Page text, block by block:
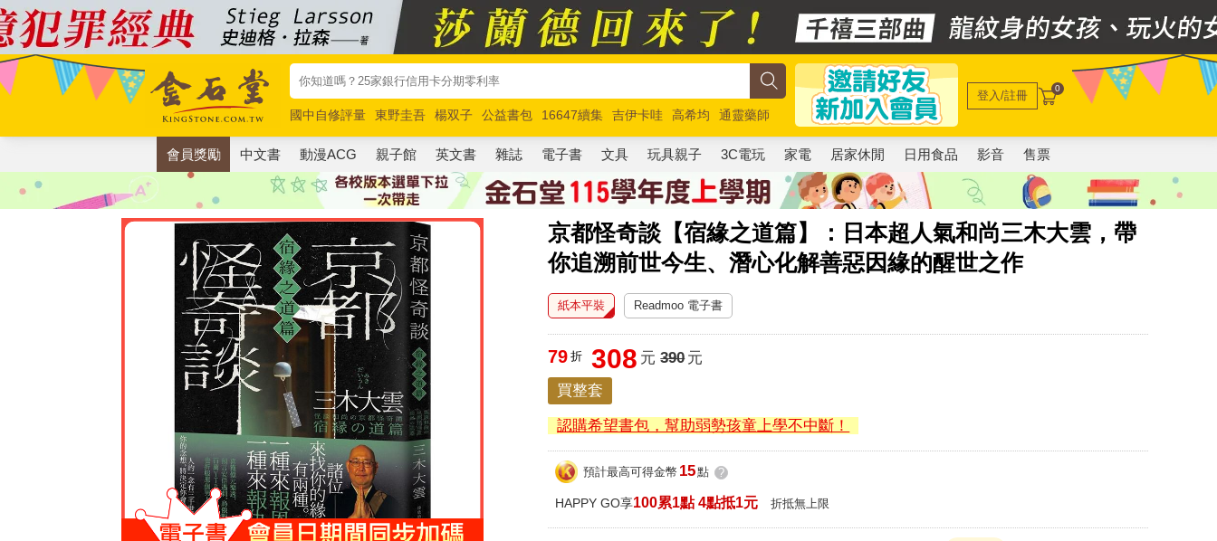
國中自修評量 東野圭吾 楊双子 公益書包 16647續集 吉伊卡哇 高希均
通靈藥師
唯紅花綻放
奧德賽 路邊攤新作 馬斯克 玩具總動員5 超慢跑
登入/註冊 0
會員獎勵 中文書 動漫ACG 親子館 英文書 雜誌 電子書 文具 玩具親子 3C電玩 家電 居家休閒 日用食品 影音 售票
京都怪奇談【宿緣之道篇】：日本超人氣和尚三木大雲，帶
你追溯前世今生、潛心化解善惡因緣的醒世之作
紙本平裝 Readmoo 電子書
79 折 308 元 390元
買整套
認購希望書包，幫助弱勢孩童上學不中斷！
預計最高可得金幣 15點 ?
HAPPY GO享100累1點 4點抵1元 折抵無上限